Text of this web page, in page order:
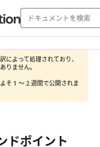
によって処理されており、
りません。
そ 1 ～ 2 週間で公開されま
ドポイント